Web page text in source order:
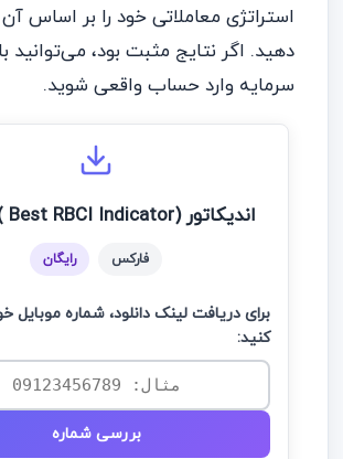
استراتژی معاملاتی خود را بر اساس
دهید. اگر نتایج مثبت بود، می‌توانید
سرمایه وارد حساب واقعی شوید.
اندیکاتور (RBCI 2 ( Best RBCI Indicator
فارکس رایگان
برای دریافت لینک دانلود، شماره موبایل
کنید:
بررسی شماره